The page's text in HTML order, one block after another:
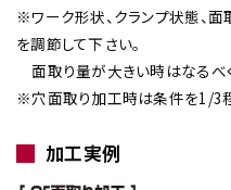
※ワーク形状、クランプ状態、
を調節して下さい。
面取り量が大きい時はなるべ
※穴面取り加工時は条件を1/3
加工実例